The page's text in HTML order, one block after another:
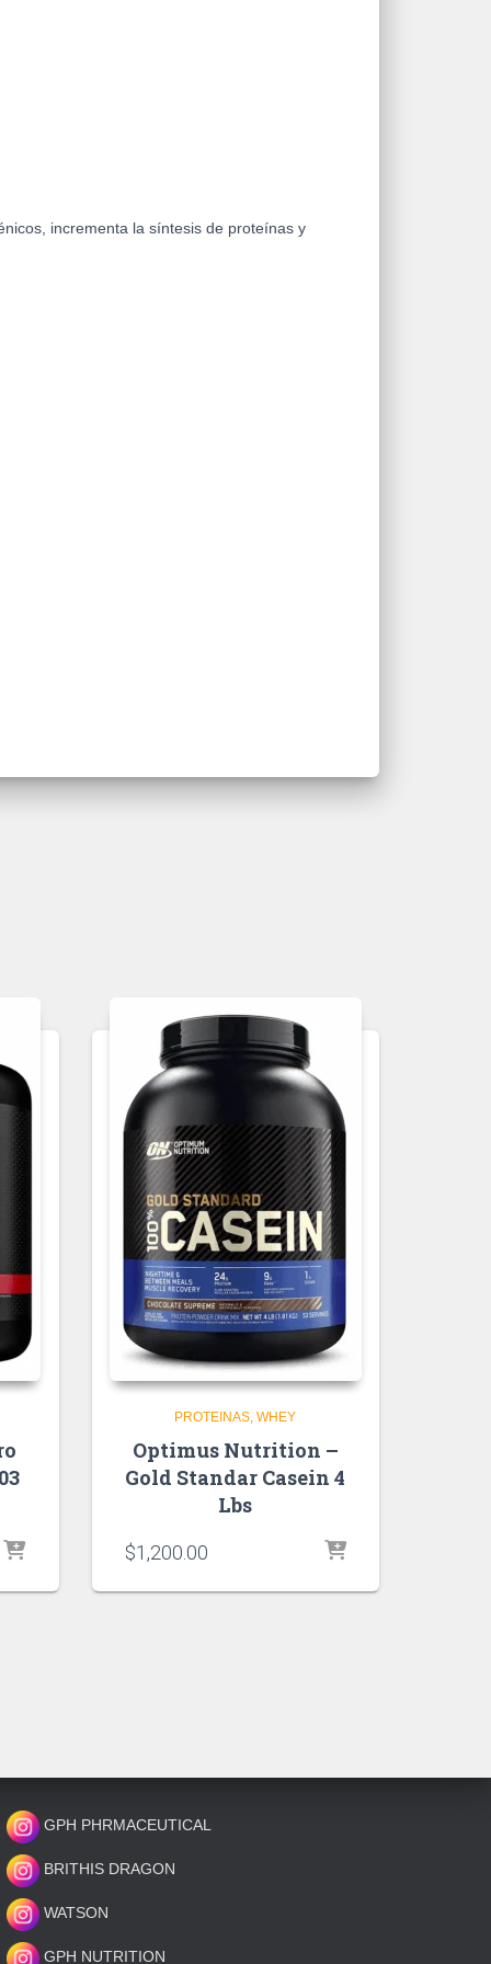
incrementa la síntesis de proteínas y
PROTEINAS WHEY
Optimus Nutrition –
Gold Standar Casein 4
Lbs
$1,200.00
GPH PHRMACEUTICAL
BRITHIS DRAGON
WATSON
GPH NUTRITION